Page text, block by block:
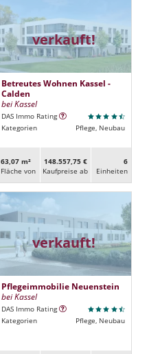
verkauft!
Betreutes Wohnen Kassel -
Calden
bei Kassel
DAS Immo Rating
Kategorien
Pflege, Neubau
63,07 m²
Fläche von
148.557,75 €
Kaufpreise ab
6
Ein­heiten
verkauft!
Pflegeimmobilie Neuenstein
bei Kassel
DAS Immo Rating
Kategorien
Pflege, Neubau